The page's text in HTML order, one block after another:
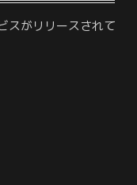
スがリリースされて